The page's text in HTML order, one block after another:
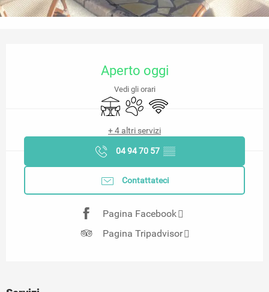
Aperto oggi
Vedi gli orari
TerrazzaAnimali ammessi
Wi-Fi
+ 4 altri servizi
04 94 70 57 ▒▒
Contattateci
Pagina Facebook
Pagina Tripadvisor